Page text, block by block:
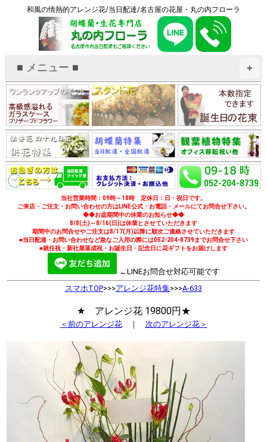
和風の情熱的アレンジ花/当日配達/名古屋の花屋・丸の内フローラ
+
■ メニュー ■
当社営業時間：09時～18時 定休日：日・祝日です。
ご来店・ご注文・お問い合わせの方はLINE公式・お電話・メールにてお問合せ下さい。
◆◆お盆期間中の休業のお知らせ◆◆
8/8(土)～8/16(日)は休業とさせていただきます
期間中のお問合せやご注文は8/17(月)以降に順次ご連絡させていただきます
■当日配達・お問い合わせなど急なご入用の際には052-204-8739までお問合せ下さい
■就任祝・新社屋落成祝・お誕生日・記念日に花ギフトをお届けします
←LINEお問合せ対応可能です
スマホTOP>>>アレンジ花特集>>>A-633
★ アレンジ花 19800円★
＜前のアレンジ花｜ 次のアレンジ花＞